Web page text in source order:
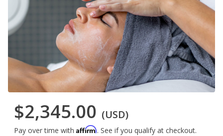
$2,345.00 (USD)
Pay over time with Affirm. See if you qualify at checkout.